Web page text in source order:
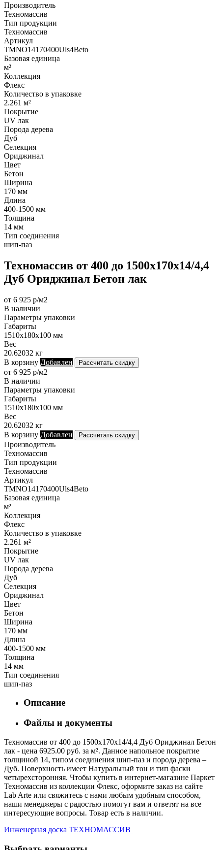
Производитель
Техномассив
Тип продукции
Техномассив
Артикул
TMNO14170400Uls4Beto
Базовая единица
м²
Коллекция
Флекс
Количество в упаковке
2.261 м²
Покрытие
UV лак
Порода дерева
Дуб
Селекция
Ориджинал
Цвет
Бетон
Ширина
170 мм
Длина
400-1500 мм
Толщина
14 мм
Тип соединения
шип-паз
Техномассив от 400 до 1500х170х14/4,4
Дуб Ориджинал Бетон лак
от 6 925 р/м2
В наличии
Параметры упаковки
Габариты
1510х180х100 мм
Вес
20.62032 кг
В корзину Добавлен Рассчитать скидку
от 6 925 р/м2
В наличии
Параметры упаковки
Габариты
1510х180х100 мм
Вес
20.62032 кг
В корзину Добавлен Рассчитать скидку
Производитель
Техномассив
Тип продукции
Техномассив
Артикул
TMNO14170400Uls4Beto
Базовая единица
м²
Коллекция
Флекс
Количество в упаковке
2.261 м²
Покрытие
UV лак
Порода дерева
Дуб
Селекция
Ориджинал
Цвет
Бетон
Ширина
170 мм
Длина
400-1500 мм
Толщина
14 мм
Тип соединения
шип-паз
Описание
Файлы и документы
Техномассив от 400 до 1500х170х14/4,4 Дуб Ориджинал Бетон
лак - цена 6925.00 руб. за м². Данное напольное покрытие
толщиной 14, типом соединения шип-паз и порода дерева –
Дуб. Поверхность имеет Натуральный тон и тип фаски
четырехсторонняя. Чтобы купить в интернет-магазине Паркет
Техномассив из коллекции Флекс, оформите заказ на сайте
Lab Arte или свяжитесь с нами любым удобным способом,
наши менеджеры с радостью помогут вам и ответят на все
интересующие вопросы. Товар есть в наличии.
Инженерная доска ТЕХНОМАССИВ